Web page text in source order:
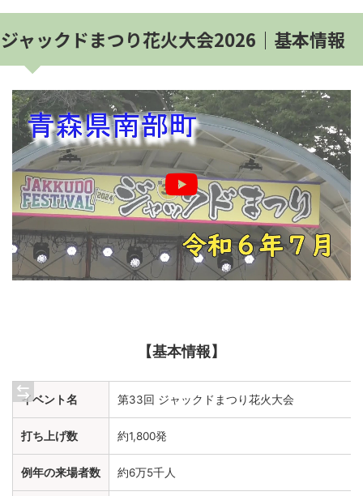
ジャックドまつり花火大会2026｜基本情報
【基本情報】
イベント名 第33回 ジャックドまつり花火大会
打ち上げ数 約1,800発
例年の来場者数 約6万5千人